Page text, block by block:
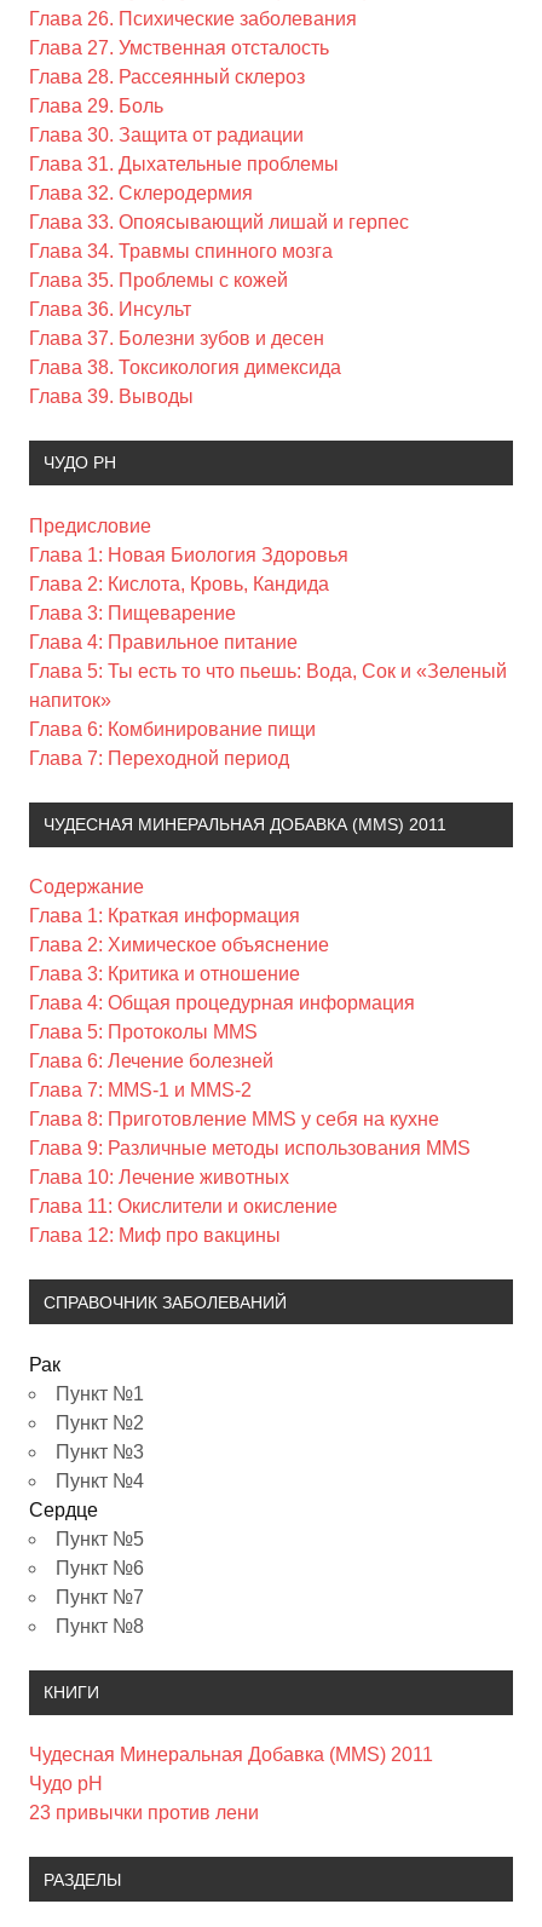
Глава 26. Психические заболевания
Глава 27. Умственная отсталость
Глава 28. Рассеянный склероз
Глава 29. Боль
Глава 30. Защита от радиации
Глава 31. Дыхательные проблемы
Глава 32. Склеродермия
Глава 33. Опоясывающий лишай и герпес
Глава 34. Травмы спинного мозга
Глава 35. Проблемы с кожей
Глава 36. Инсульт
Глава 37. Болезни зубов и десен
Глава 38. Токсикология димексида
Глава 39. Выводы
ЧУДО PH
Предисловие
Глава 1: Новая Биология Здоровья
Глава 2: Кислота, Кровь, Кандида
Глава 3: Пищеварение
Глава 4: Правильное питание
Глава 5: Ты есть то что пьешь: Вода, Сок и «Зеленый
напиток»
Глава 6: Комбинирование пищи
Глава 7: Переходной период
ЧУДЕСНАЯ МИНЕРАЛЬНАЯ ДОБАВКА (MMS) 2011
Содержание
Глава 1: Краткая информация
Глава 2: Химическое объяснение
Глава 3: Критика и отношение
Глава 4: Общая процедурная информация
Глава 5: Протоколы MMS
Глава 6: Лечение болезней
Глава 7: MMS-1 и MMS-2
Глава 8: Приготовление MMS у себя на кухне
Глава 9: Различные методы использования MMS
Глава 10: Лечение животных
Глава 11: Окислители и окисление
Глава 12: Миф про вакцины
СПРАВОЧНИК ЗАБОЛЕВАНИЙ
Рак
Пункт №1
Пункт №2
Пункт №3
Пункт №4
Сердце
Пункт №5
Пункт №6
Пункт №7
Пункт №8
КНИГИ
Чудесная Минеральная Добавка (MMS) 2011
Чудо pH
23 привычки против лени
РАЗДЕЛЫ